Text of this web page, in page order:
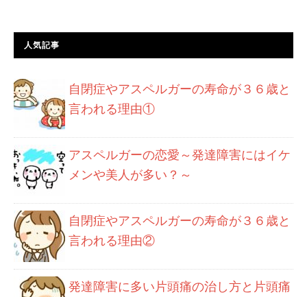
人気記事
自閉症やアスペルガーの寿命が３６歳と
言われる理由①
アスペルガーの恋愛～発達障害にはイケ
メンや美人が多い？～
自閉症やアスペルガーの寿命が３６歳と
言われる理由②
発達障害に多い片頭痛の治し方と片頭痛